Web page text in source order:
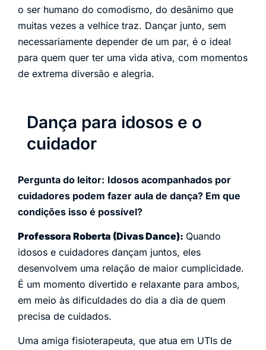
o ser humano do comodismo, do desânimo que
muitas vezes a velhice traz. Dançar junto, sem
necessariamente depender de um par, é o ideal
para quem quer ter uma vida ativa, com momentos
de extrema diversão e alegria.
Dança para idosos e o
cuidador
Pergunta do leitor: Idosos acompanhados por
cuidadores podem fazer aula de dança? Em que
condições isso é possível?
Professora Roberta (Divas Dance): Quando
idosos e cuidadores dançam juntos, eles
desenvolvem uma relação de maior cumplicidade.
É um momento divertido e relaxante para ambos,
em meio às dificuldades do dia a dia de quem
precisa de cuidados.
Uma amiga fisioterapeuta, que atua em UTIs de